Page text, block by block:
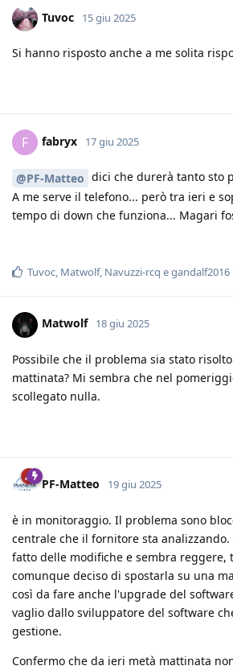
Tuvoc 15 giu 2025
Si hanno risposto anche a me solita
F fabryx 17 giu 2025
@PF-Matteo dici che durerà tanto sto
A me serve il telefono... però tra ieri e
tempo di down che funziona... Magari
Tuvoc Matwolf, Navuzzi-rcq egandalf2016
Matwolf 18 giu 2025
Possibile che il problema sia stato
mattinata? Mi sembra che nel
scollegato nulla.
PF-Matteo 19 giu 2025
è in monitoraggio. Il problema sono
centrale che il fornitore sta
fatto delle modifiche e sembra reggere,
comunque deciso di spostarla su una
così da fare anche l'upgrade del
vaglio dallo sviluppatore del software
gestione.
Confermo che da ieri metà mattinata